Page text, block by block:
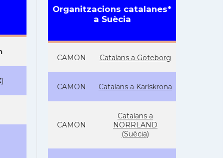
)
Organitzacions catalanes*
a Suècia
CAMON Catalans a Göteborg
CAMON Catalans a Karlskrona
CAMON
Catalans a
NORRLAND
(Suècia)